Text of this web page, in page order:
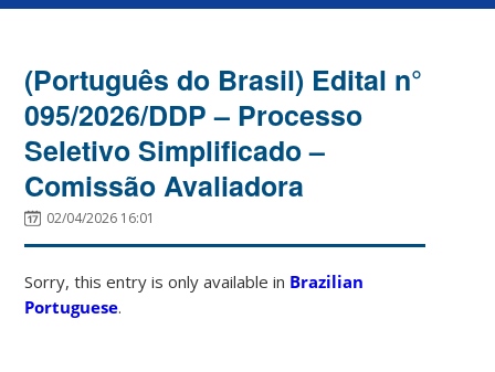
(Português do Brasil) Edital n°
095/2026/DDP – Processo
Seletivo Simplificado –
Comissão Avaliadora
02/04/2026 16:01
Sorry, this entry is only available in Brazilian
Portuguese.